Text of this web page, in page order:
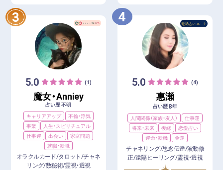
3
5.0 (1)
魔女・Anniey
占い歴 不明
キャリアアップ
不倫・浮気
事業
人生・スピリチュアル
仕事運
出会い
家庭問題
就職・転職
オラクルカード/タロット/チャネ
リング/数秘術/霊視・透視
4
5.0 (4)
惠瀬
占い歴8年
人間関係（家族・友人）
仕事運
将来・未来
復縁
恋愛占い
運命・転機
金運
チャネリング/思念伝達/波動修
正/遠隔ヒーリング/霊視・透視